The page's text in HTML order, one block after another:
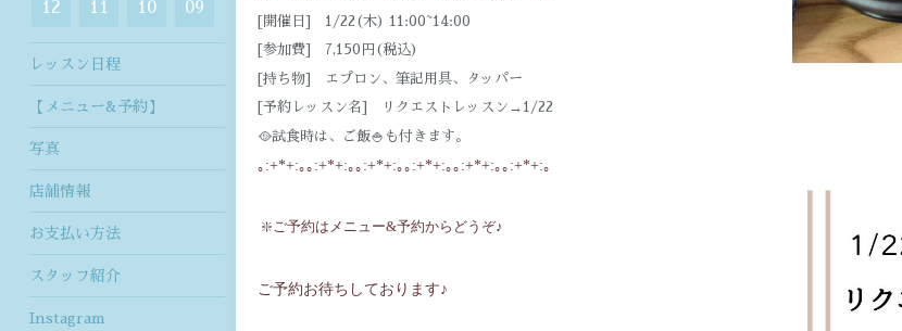
[開催日] 1/22(木) 11:00~14:00
[参加費] 7,150円(税込)
[持ち物] エプロン、筆記用具、タッパー
[予約レッスン名] リクエストレッスン→1/22
🥘試食時は、ご飯🍚も付きます。
｡:+*+:｡｡:+*+:｡｡:+*+:｡｡:+*+:｡｡:+*+:｡｡:+*+:｡
❇️ご予約はメニュー&予約からどうぞ♪
ご予約お待ちしております♪
12 11 10 09
レッスン日程
【メニュー&予約】
写真
店舗情報
お支払い方法
スタッフ紹介
Instagram